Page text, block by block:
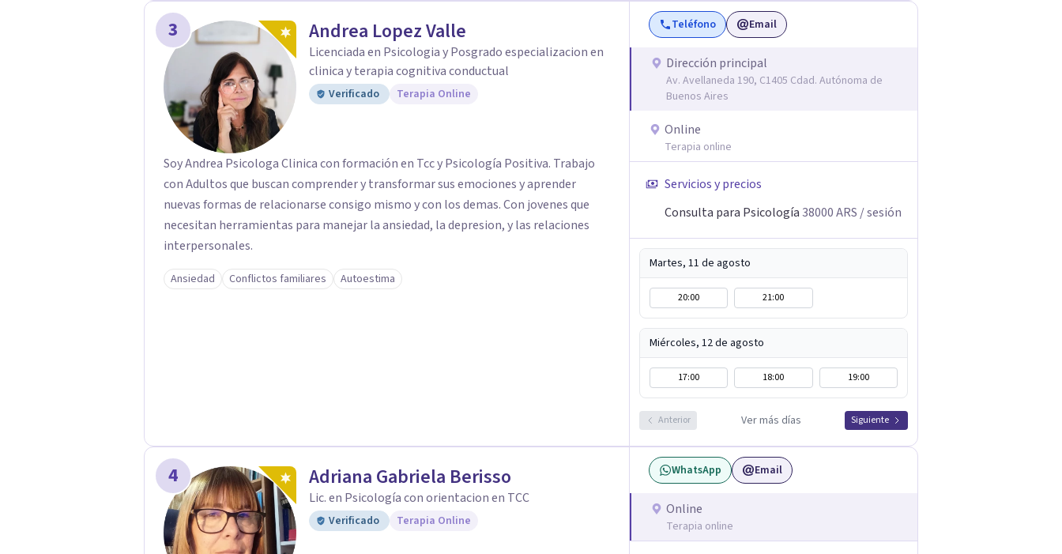
3 Andrea Lopez Valle
Licenciada en Psicologia y Posgrado especializacion en
clinica y terapia cognitiva conductual
Verificado Terapia Online
Soy Andrea Psicologa Clinica con formación en Tcc y Psicología Positiva. Trabajo
con Adultos que buscan comprender y transformar sus emociones y aprender
nuevas formas de relacionarse consigo mismo y con los demas. Con jovenes que
necesitan herramientas para manejar la ansiedad, la depresion, y las relaciones
interpersonales.
Ansiedad Conflictos familiares Autoestima
Teléfono Email
Dirección principal
Av. Avellaneda 190, C1405 Cdad. Autónoma de
Buenos Aires
Online
Terapia online
Servicios y precios
Consulta para Psicología38000ARS / sesión
Martes, 11 de agosto
20:00 21:00
Miércoles, 12 de agosto
17:00 18:00 19:00
Anterior Ver más días Siguiente
4 Adriana Gabriela Berisso
Lic. en Psicología con orientacion en TCC
Verificado Terapia Online
WhatsApp Email
Online
Terapia online